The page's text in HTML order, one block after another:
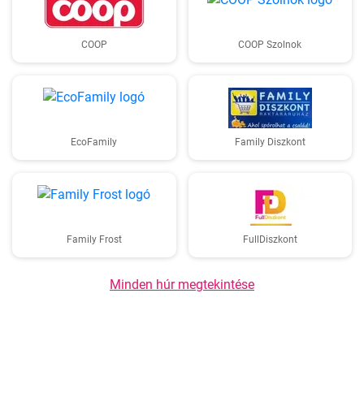
COOP COOP Szolnok
EcoFamily Family Diszkont
Family Frost FullDiszkont
Minden húr megtekintése